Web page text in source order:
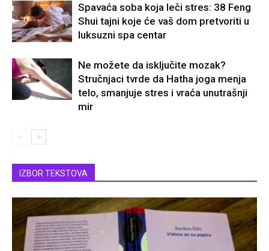
Spavaća soba koja leči stres: 38 Feng
Shui tajni koje će vaš dom pretvoriti u
luksuzni spa centar
Ne možete da isključite mozak?
Stručnjaci tvrde da Hatha joga menja
telo, smanjuje stres i vraća unutrašnji
mir
IZBOR TEKSTOVA